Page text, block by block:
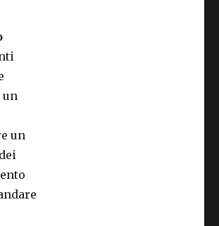
un
un